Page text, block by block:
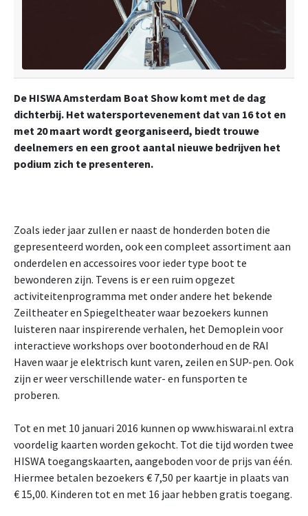
De HISWA Amsterdam Boat Show komt met de dag
dichterbij. Het watersportevenement dat van 16 tot en
met 20 maart wordt georganiseerd, biedt trouwe
deelnemers en een groot aantal nieuwe bedrijven het
podium zich te presenteren.
Zoals ieder jaar zullen er naast de honderden boten die
gepresenteerd worden, ook een compleet assortiment aan
onderdelen en accessoires voor ieder type boot te
bewonderen zijn. Tevens is er een ruim opgezet
activiteitenprogramma met onder andere het bekende
Zeiltheater en Spiegeltheater waar bezoekers kunnen
luisteren naar inspirerende verhalen, het Demoplein voor
interactieve workshops over bootonderhoud en de RAI
Haven waar je elektrisch kunt varen, zeilen en SUP-pen. Ook
zijn er weer verschillende water- en funsporten te
proberen.
Tot en met 10 januari 2016 kunnen op www.hiswarai.nl extra
voordelig kaarten worden gekocht. Tot die tijd worden twee
HISWA toegangskaarten, aangeboden voor de prijs van één.
Hiermee betalen bezoekers € 7,50 per kaartje in plaats van
€ 15,00. Kinderen tot en met 16 jaar hebben gratis toegang.